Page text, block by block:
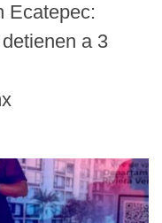
Ecatepec:
a 3